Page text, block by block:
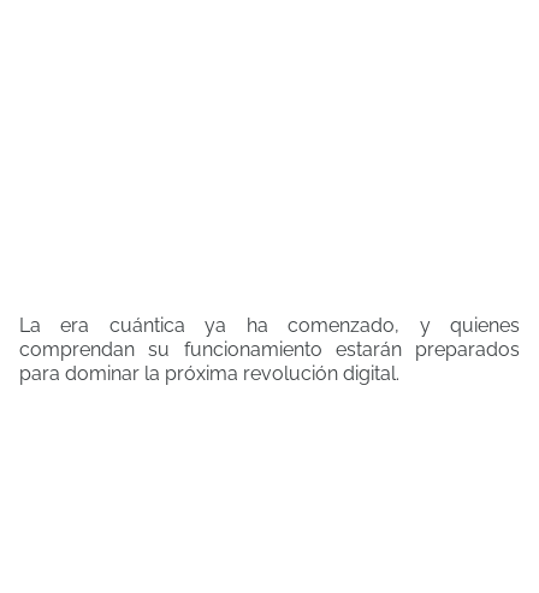
La era cuántica ya ha comenzado, y quienes
comprendan su funcionamiento estarán preparados
para dominar la próxima revolución digital.